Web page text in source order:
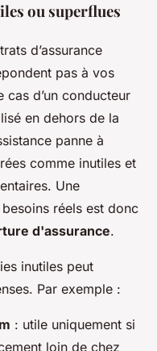
ou superflues
d’assurance
pas à vos
cas d’un conducteur
en dehors de la
panne à
comme inutiles et
Une
réels est donc
d'assurance.
inutiles peut
Par exemple :
: utile uniquement si
loin de chez